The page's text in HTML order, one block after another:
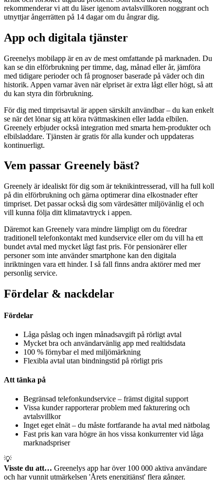
rekommenderar vi att du läser igenom avtalsvillkoren noggrant och
utnyttjar ångerrätten på 14 dagar om du ångrar dig.
App och digitala tjänster
Greenelys mobilapp är en av de mest omfattande på marknaden. Du
kan se din elförbrukning per timme, dag, månad eller år, jämföra
med tidigare perioder och få prognoser baserade på väder och din
historik. Appen varnar även när elpriset är extra lågt eller högt, så att
du kan styra din förbrukning.
För dig med timprisavtal är appen särskilt användbar – du kan enkelt
se när det lönar sig att köra tvättmaskinen eller ladda elbilen.
Greenely erbjuder också integration med smarta hem-produkter och
elbilsladdare. Tjänsten är gratis för alla kunder och uppdateras
kontinuerligt.
Vem passar Greenely bäst?
Greenely är idealiskt för dig som är teknikintresserad, vill ha full koll
på din elförbrukning och gärna optimerar dina elkostnader efter
timpriset. Det passar också dig som värdesätter miljövänlig el och
vill kunna följa ditt klimatavtryck i appen.
Däremot kan Greenely vara mindre lämpligt om du föredrar
traditionell telefonkontakt med kundservice eller om du vill ha ett
bundet avtal med mycket lågt fast pris. För pensionärer eller
personer som inte använder smartphone kan den digitala
inriktningen vara ett hinder. I så fall finns andra aktörer med mer
personlig service.
Fördelar & nackdelar
Fördelar
Låga påslag och ingen månadsavgift på rörligt avtal
Mycket bra och användarvänlig app med realtidsdata
100 % förnybar el med miljömärkning
Flexibla avtal utan bindningstid på rörligt pris
Att tänka på
Begränsad telefonkundservice – främst digital support
Vissa kunder rapporterar problem med fakturering och
avtalsvillkor
Inget eget elnät – du måste fortfarande ha avtal med nätbolag
Fast pris kan vara högre än hos vissa konkurrenter vid låga
marknadspriser
💡
Visste du att… Greenelys app har över 100 000 aktiva användare
och har vunnit utmärkelsen 'Årets energitjänst' flera gånger.